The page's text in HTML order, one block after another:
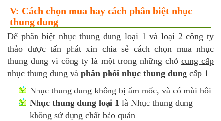
V: Cách chọn mua hay cách phân biệt nhục
thung dung
Đểphân biệt nhục thung dung loại 1 và loại 2 công ty
thảo dược tấn phát xin chia sẻ cách chọn mua nhục
thung dung vì công ty là một trong những chỗ cung cấp
nhục thung dung và phân phối nhục thung dung cấp 1
Nhục thung dung không bị ẩm mốc, và có mùi hôi
Nhục thung dung loại 1 là Nhục thung dung
không sử dụng chất bảo quản